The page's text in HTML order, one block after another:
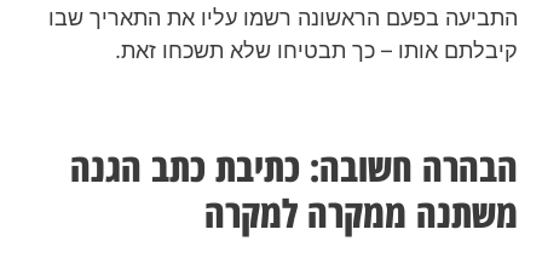
התביעה בפעם הראשונה רשמו עליו את התאריך שבו
קיבלתם אותו – כך תבטיחו שלא תשכחו זאת.
הבהרה חשובה: כתיבת כתב הגנה
משתנה ממקרה למקרה